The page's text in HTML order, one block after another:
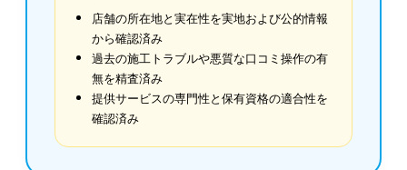
店舗の所在地と実在性を実地および公的情報
から確認済み
過去の施工トラブルや悪質な口コミ操作の有
無を精査済み
提供サービスの専門性と保有資格の適合性を
確認済み